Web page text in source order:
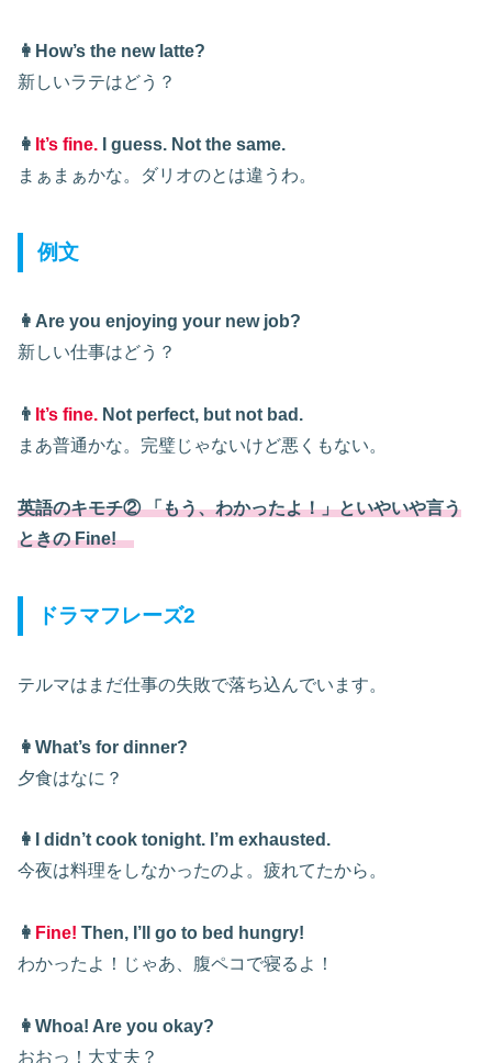
👩How’s the new latte?
新しいラテはどう？
👩 It’s fine. I guess. Not the same.
まぁまぁかな。ダリオのとは違うわ。
例文
👩Are you enjoying your new job?
新しい仕事はどう？
👨 It’s fine. Not perfect, but not bad.
まあ普通かな。完璧じゃないけど悪くもない。
英語のキモチ② 「もう、わかったよ！」といやいや言う
ときの Fine!
ドラマフレーズ2
テルマはまだ仕事の失敗で落ち込んでいます。
👩What’s for dinner?
夕食はなに？
👩I didn’t cook tonight. I’m exhausted.
今夜は料理をしなかったのよ。疲れてたから。
👩 Fine! Then, I’ll go to bed hungry!
わかったよ！じゃあ、腹ペコで寝るよ！
👩Whoa! Are you okay?
おおっ！大丈夫？